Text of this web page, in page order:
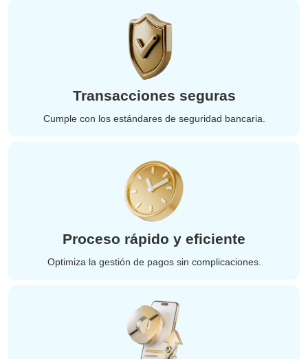
Transacciones seguras
Cumple con los estándares de seguridad bancaria.
Proceso rápido y eficiente
Optimiza la gestión de pagos sin complicaciones.